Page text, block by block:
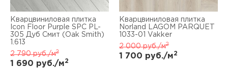
Кварцвиниловая плитка
Icon Floor Purple SPC PL-
305 Дуб Смит (Oak Smith)
1.613
2 790руб./м2
1 690 руб./м2
Кварцвиниловая плитка
Norland LAGOM PARQUET
1033-01 Vakker
2 000руб./м2
1 700 руб./м2